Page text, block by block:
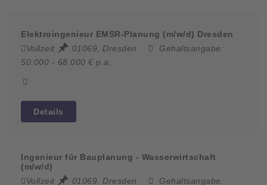
Elektroingenieur EMSR-Planung (m/w/d) Dresden
Vollzeit
01069, Dresden
Gehaltsangabe:
50.000 - 68.000 € p.a.
Details
Ingenieur für Bauplanung - Wasserwirtschaft
(m/w/d)
Vollzeit
01069, Dresden
Gehaltsangabe: